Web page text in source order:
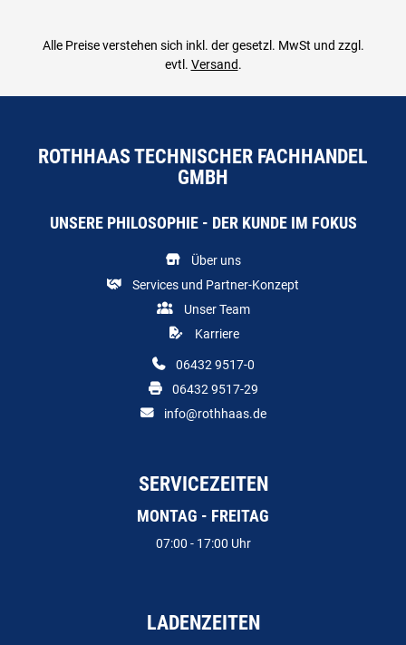
Alle Preise verstehen sich inkl. der gesetzl. MwSt und zzgl.
evtl. Versand.
ROTHHAAS TECHNISCHER FACHHANDEL
GMBH
UNSERE PHILOSOPHIE - DER KUNDE IM FOKUS
Über uns
Services und Partner-Konzept
Unser Team
Karriere
06432 9517-0
06432 9517-29
info@rothhaas.de
SERVICEZEITEN
MONTAG - FREITAG
07:00 - 17:00 Uhr
LADENZEITEN